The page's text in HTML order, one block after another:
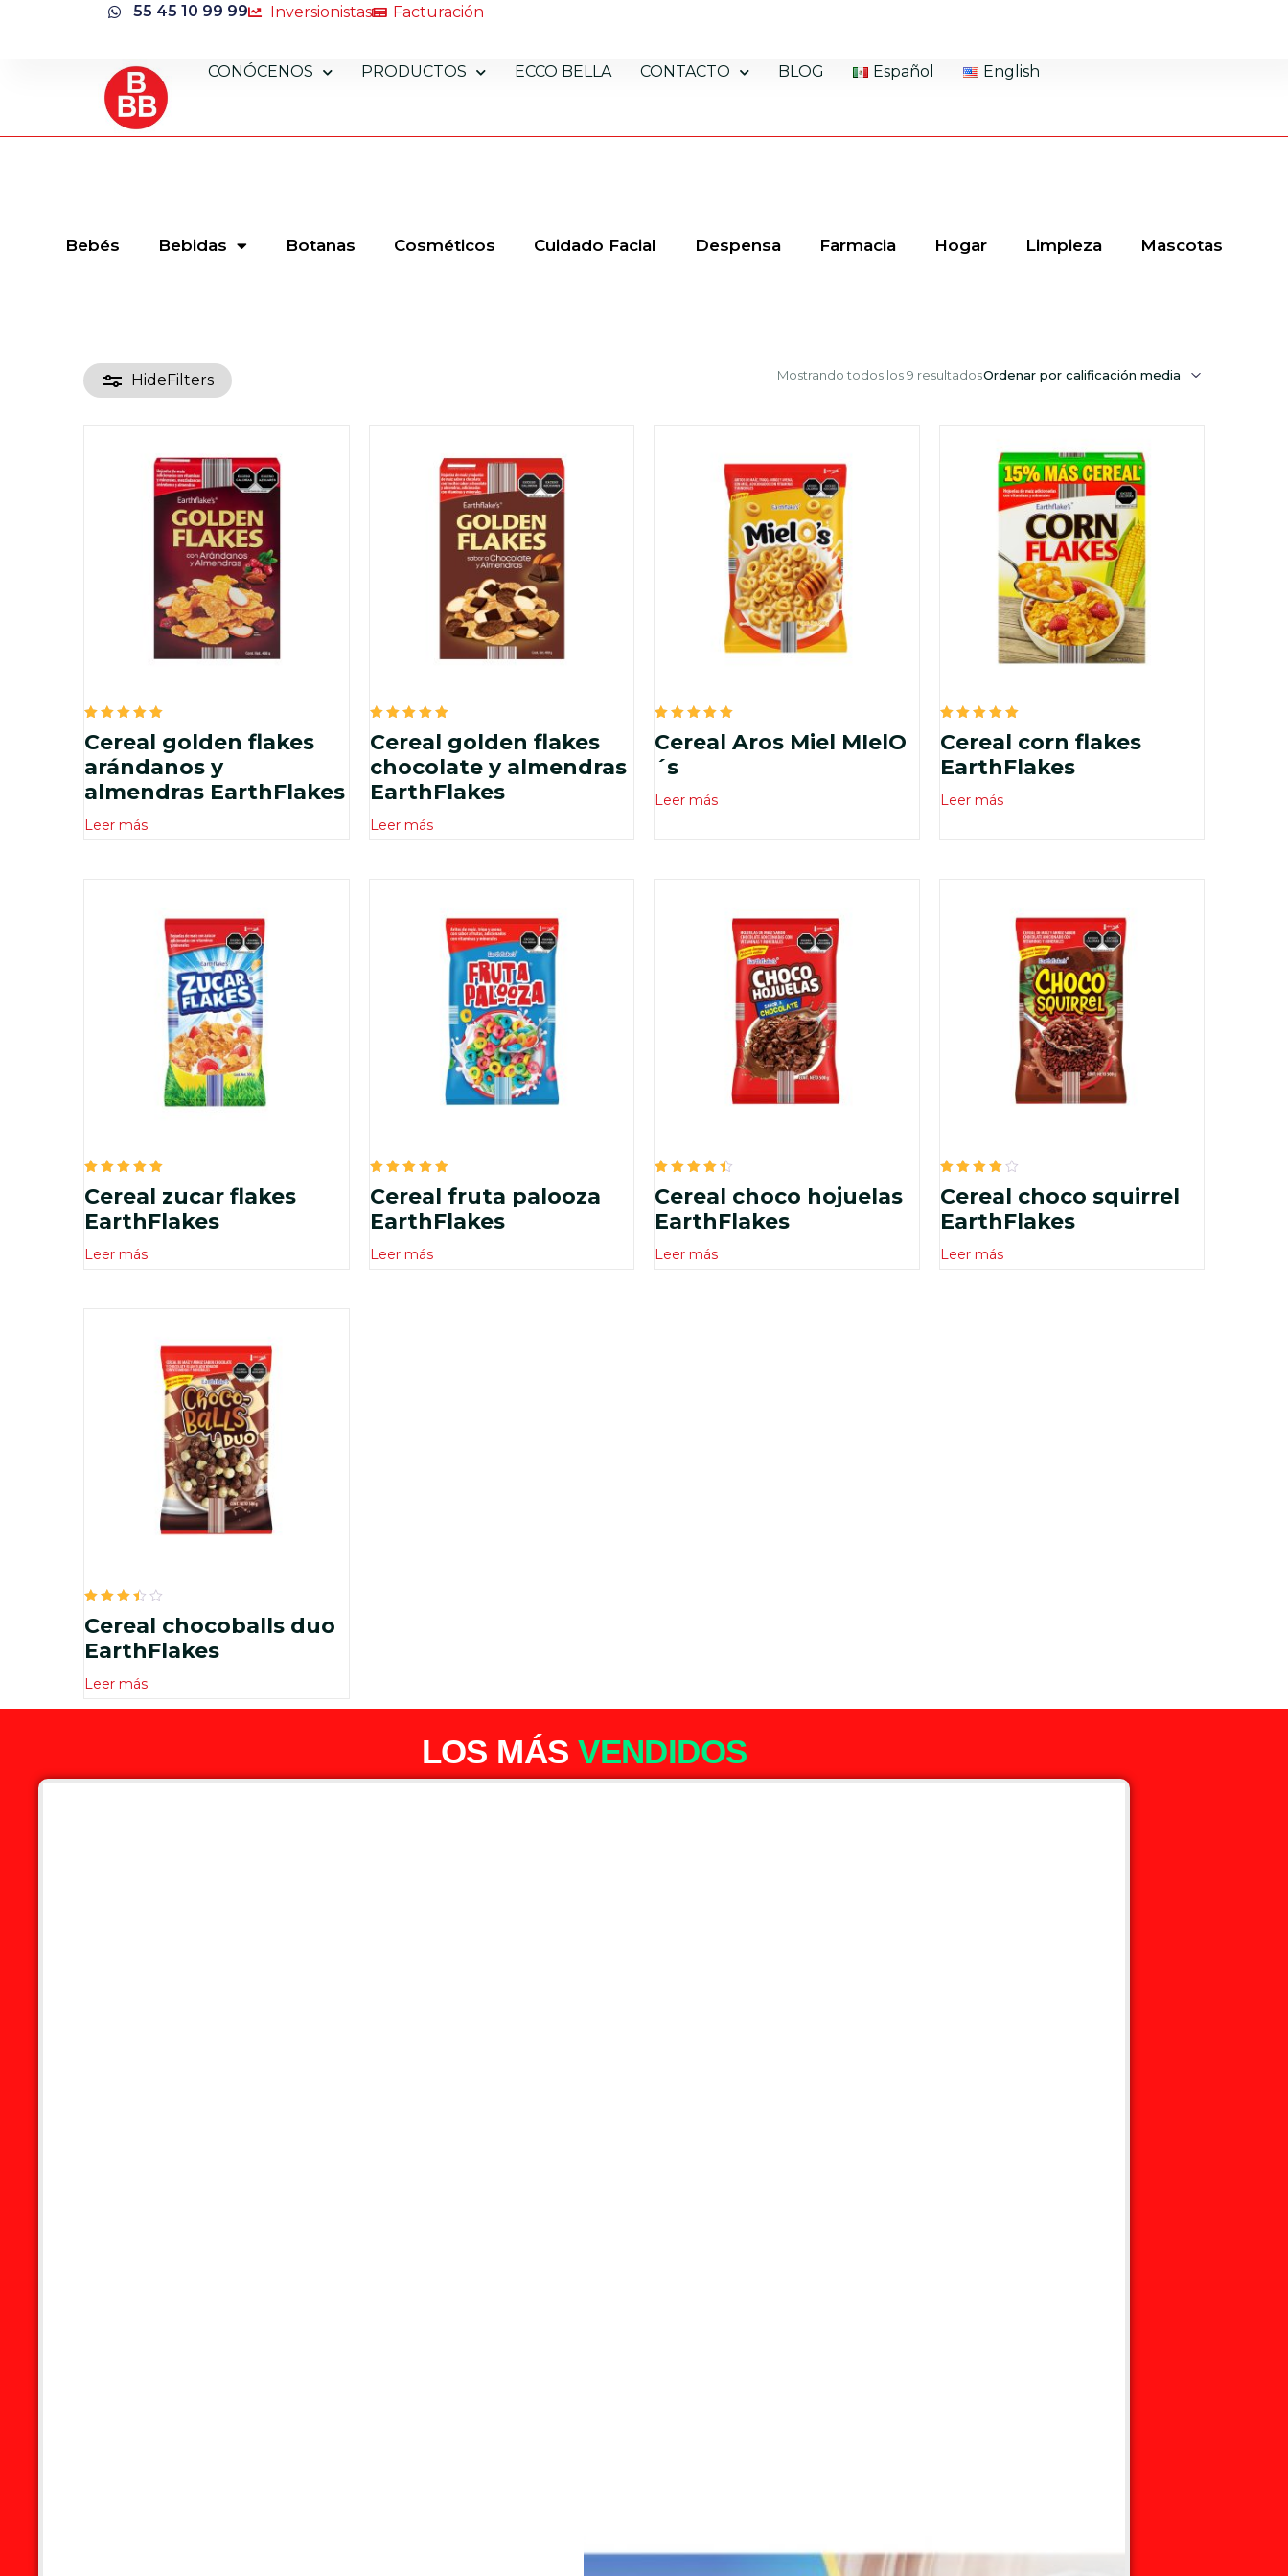
55 45 10 99 99 Inversionistas Facturación
CONÓCENOS PRODUCTOS ECCO BELLA CONTACTO BLOG Español English
Bebés Bebidas Botanas Cosméticos Cuidado Facial Despensa Farmacia Hogar Limpieza Mascotas
HideFilters Mostrando todos los 9 resultados
en
de 5
Cereal golden flakes
arándanos y
almendras EarthFlakes
Leer más
en
de 5
Cereal golden flakes
chocolate y almendras
EarthFlakes
Leer más
en
de 5
Cereal Aros Miel MIelO
´s
Leer más
en
de 5
Cereal corn flakes
EarthFlakes
Leer más
en
de 5
Cereal zucar flakes
EarthFlakes
Leer más
en
de 5
Cereal fruta palooza
EarthFlakes
Leer más
en
de 5
Cereal choco hojuelas
EarthFlakes
Leer más
en
de 5
Cereal choco squirrel
EarthFlakes
Leer más
en
de 5
Cereal chocoballs duo
EarthFlakes
Leer más
LOS MÁS VENDIDOS